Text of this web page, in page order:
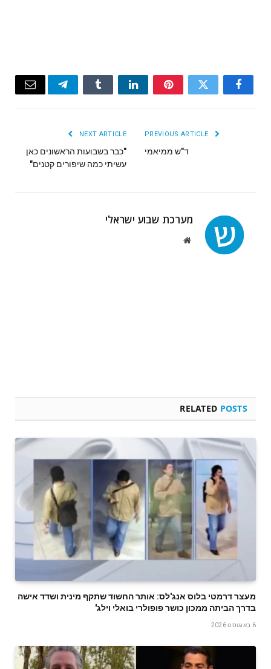
Facebook
Twitter
Pinterest
LinkedIn
Tumblr
Telegram
Email
ד"ש ממיאמי
NEXT ARTICLE
"כבר בשבועות הראשונים כאן
עשיתי כמה שיפורים קטנים"
מערכת שבוע ישראלי
Website
RELATED POSTS
מעצר דרמטי בלוס אנג'לס: אותר החשוד שתקף מינית ושדד אישה
בדרך הביתה ממכון כושר פופולרי בואלי וילג'
6 באוגוסט 2026